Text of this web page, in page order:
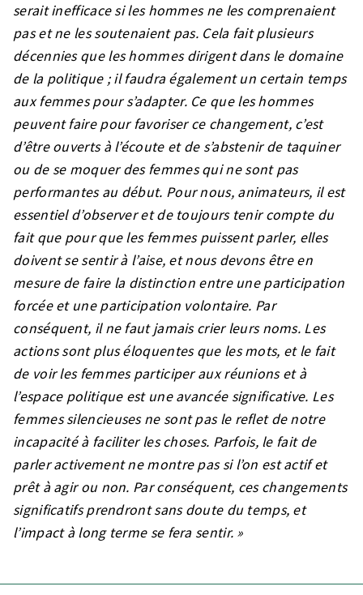
serait inefficace si les hommes ne les comprenaient
pas et ne les soutenaient pas. Cela fait plusieurs
décennies que les hommes dirigent dans le domaine
de la politique ; il faudra également un certain temps
aux femmes pour s’adapter. Ce que les hommes
peuvent faire pour favoriser ce changement, c’est
d’être ouverts à l’écoute et de s’abstenir de taquiner
ou de se moquer des femmes qui ne sont pas
performantes au début. Pour nous, animateurs, il est
essentiel d’observer et de toujours tenir compte du
fait que pour que les femmes puissent parler, elles
doivent se sentir à l’aise, et nous devons être en
mesure de faire la distinction entre une participation
forcée et une participation volontaire. Par
conséquent, il ne faut jamais crier leurs noms. Les
actions sont plus éloquentes que les mots, et le fait
de voir les femmes participer aux réunions et à
l’espace politique est une avancée significative. Les
femmes silencieuses ne sont pas le reflet de notre
incapacité à faciliter les choses. Parfois, le fait de
parler activement ne montre pas si l’on est actif et
prêt à agir ou non. Par conséquent, ces changements
significatifs prendront sans doute du temps, et
l’impact à long terme se fera sentir. »